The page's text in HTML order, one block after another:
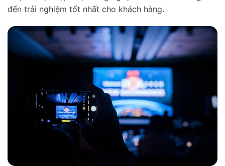
đến trải nghiệm tốt nhất cho khách hàng.